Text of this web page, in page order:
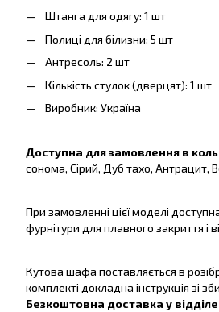
Штанга для одягу: 1 шт
Полиці для білизни: 5 шт
Антресоль: 2 шт
Кількість стулок (дверцят): 1 шт
Виробник: Україна
Доступна для замовлення в
сонома, Сірий, Дуб тахо, Антрацит,
При замовленні цієї моделі
фурнітури для плавного закриття і
Кутова шафа поставляється в
комплекті докладна інструкція зі
Безкоштовна доставка у